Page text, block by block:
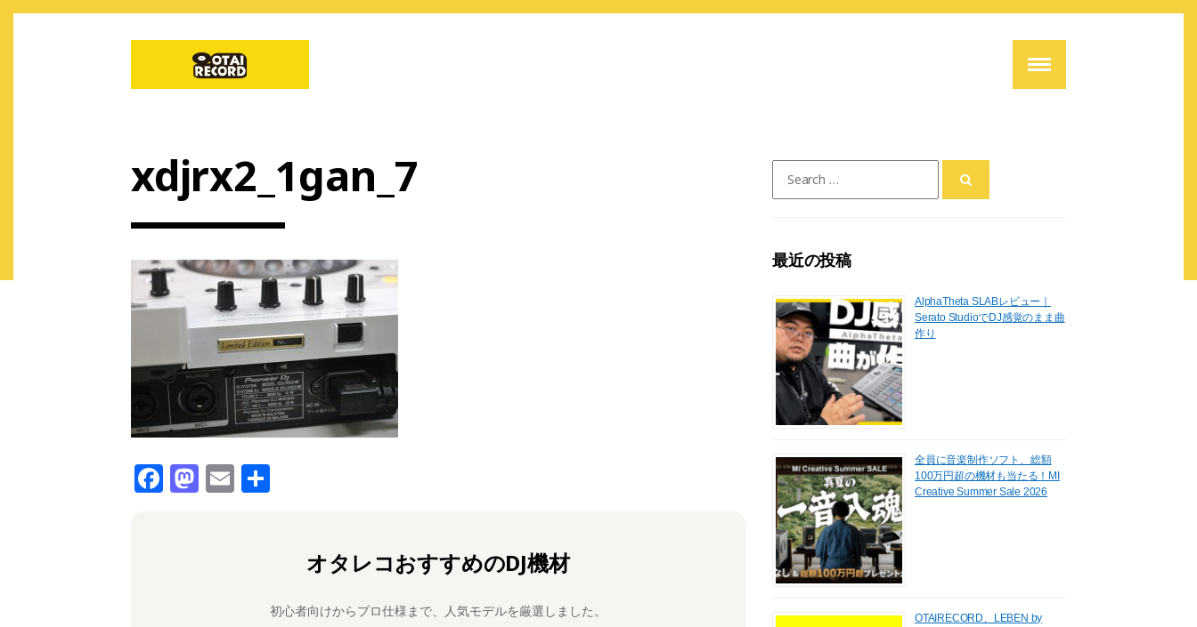
xdjrx2_1gan_7
F M E
オタレコおすすめのDJ機材
初心者向けからプロ仕様まで、人気モデルを厳選しました。
for:
最近の投稿
AlphaTheta SLABレビュー｜
Serato StudioでDJ感覚のまま曲
作り
全員に音楽制作ソフト、総額
100万円超の機材も当たる！MI
Creative Summer Sale 2026
OTAIRECORD、LEBEN by